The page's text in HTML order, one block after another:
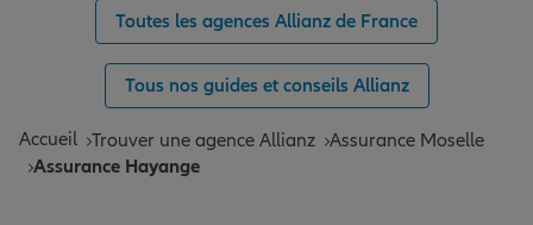
Toutes les agences Allianz de France
Tous nos guides et conseils Allianz
Accueil Trouver une agence Allianz Assurance Moselle
Assurance Hayange